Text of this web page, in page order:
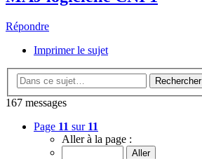
Répondre
Imprimer le sujet
Rechercher
167 messages
Page 11 sur 11
Aller à la page :